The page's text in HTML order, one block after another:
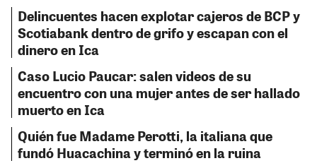
Delincuentes hacen explotar cajeros de BCP y
Scotiabank dentro de grifo y escapan con el
dinero en Ica
Caso Lucio Paucar: salen videos de su
encuentro con una mujer antes de ser hallado
muerto en Ica
Quién fue Madame Perotti, la italiana que
fundó Huacachina y terminó en la ruina